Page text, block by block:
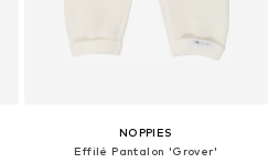
NOPPIES
Effilé Pantalon 'Grover'